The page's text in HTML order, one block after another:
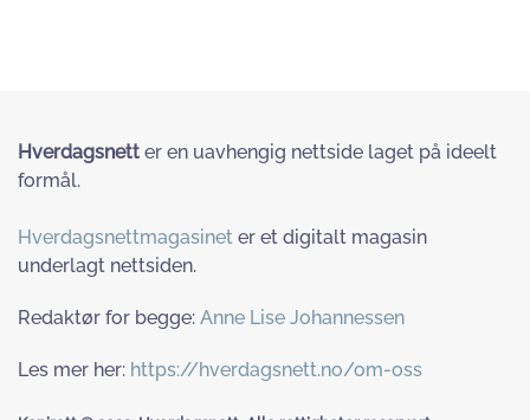
Hverdagsnett er en uavhengig nettside laget på ideelt
formål.
Hverdagsnettmagasinet er et digitalt magasin
underlagt nettsiden.
Redaktør for begge: Anne Lise Johannessen
Les mer her: https://hverdagsnett.no/om-oss